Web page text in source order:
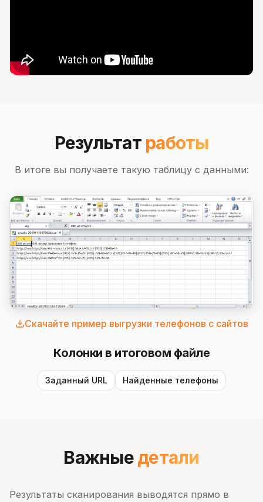
Результат работы
В итоге вы получаете такую таблицу с данными:
Скачайте пример выгрузки телефонов с сайтов
Колонки в итоговом файле
Заданный URL Найденные телефоны
Важныедетали
Результаты сканирования выводятся прямо в